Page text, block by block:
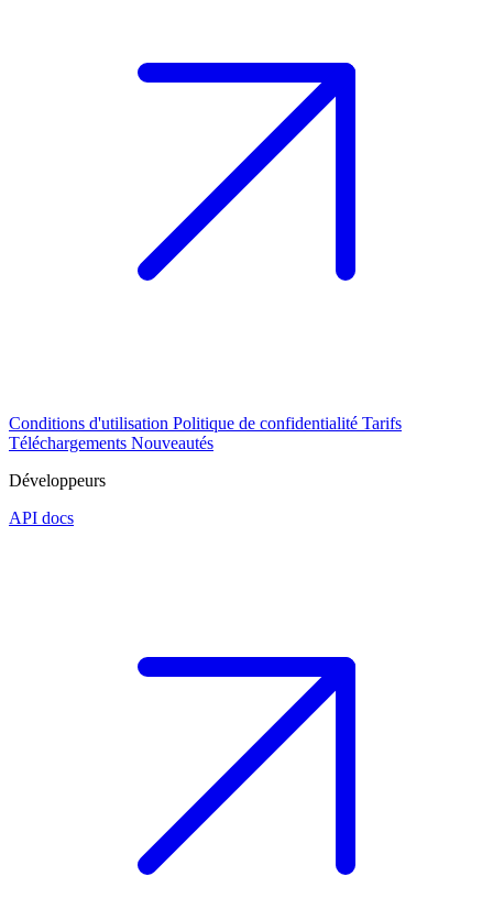
Conditions d'utilisation Politique de confidentialité Tarifs
Téléchargements Nouveautés
Développeurs
API docs